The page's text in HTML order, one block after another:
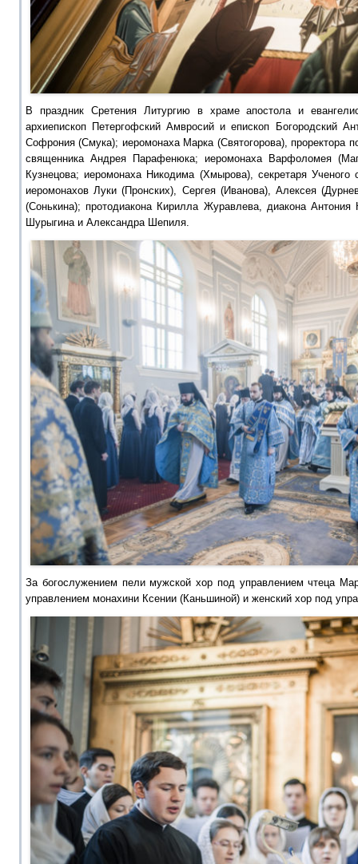
В праздник Сретения Литургию в храме апостола и
архиепископ Петергофский Амвросий и епископ Богородский
Софрония (Смука); иеромонаха Марка (Святогорова), проректора
священника Андрея Парафенюка; иеромонаха Варфоломея
Кузнецова; иеромонаха Никодима (Хмырова), секретаря
иеромонахов Луки (Пронских), Сергея (Иванова), Алексея
(Сонькина); протодиакона Кирилла Журавлева, диакона
Шурыгина и Александра Шепиля.
За богослужением пели мужской хор под управлением чтеца
управлением монахини Ксении (Каньшиной) и женский хор под